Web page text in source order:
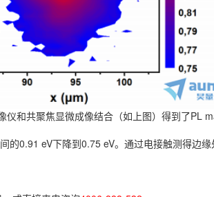
仪和共聚焦显微成像结合（如上图）得到了PL
的0.91 eV下降到0.75 eV。通过电接触测得边